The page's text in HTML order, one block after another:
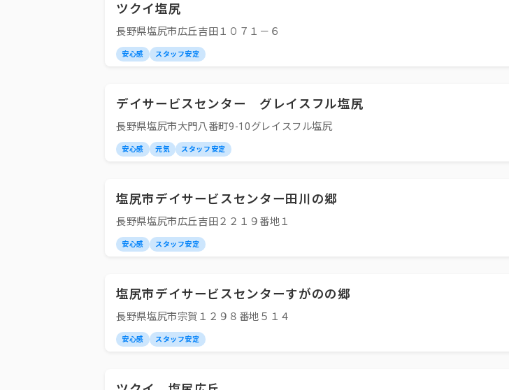
ツクイ塩尻
長野県塩尻市広丘吉田１０７１－６
安心感 スタッフ安定
デイサービスセンター グレイスフル塩尻
長野県塩尻市大門八番町9-10グレイスフル塩尻
安心感 元気 スタッフ安定
塩尻市デイサービスセンター田川の郷
長野県塩尻市広丘吉田２２１９番地１
安心感 スタッフ安定
塩尻市デイサービスセンターすがのの郷
長野県塩尻市宗賀１２９８番地５１４
安心感 スタッフ安定